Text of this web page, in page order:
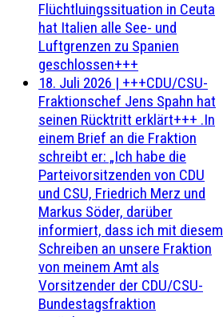
Flüchtluingssituation in Ceuta
hat Italien alle See- und
Luftgrenzen zu Spanien
geschlossen+++
18. Juli 2026 | +++CDU/CSU-
Fraktionschef Jens Spahn hat
seinen Rücktritt erklärt+++ .In
einem Brief an die Fraktion
schreibt er: „Ich habe die
Parteivorsitzenden von CDU
und CSU, Friedrich Merz und
Markus Söder, darüber
informiert, dass ich mit diesem
Schreiben an unsere Fraktion
von meinem Amt als
Vorsitzender der CDU/CSU-
Bundestagsfraktion